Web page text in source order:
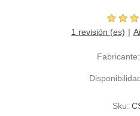
1 revisión (es)
Fabricante:
Sku: